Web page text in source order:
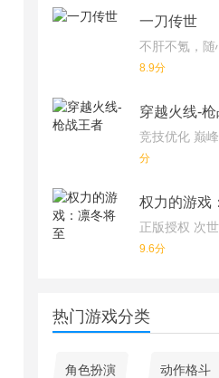
一刀传世
不肝不氪，随
8.9分
穿越火线-
竞技优化 巅
分
权力的游戏
正版授权 次
9.6分
热门游戏分类
角色扮演 动作格斗